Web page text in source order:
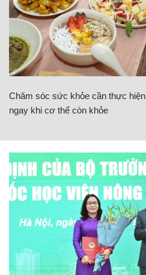
Chăm sóc sức khỏe cần thực hiện
ngay khi cơ thể còn khỏe